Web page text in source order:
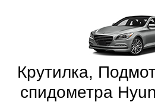
Крутилка,
спидометра